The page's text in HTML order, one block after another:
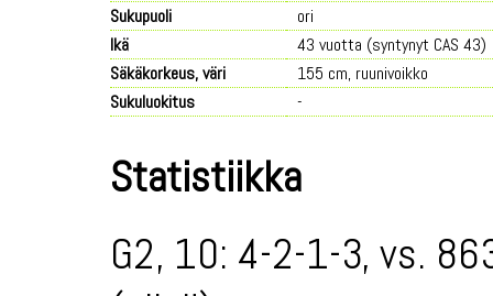
Sukupuoli
ori
Ikä
43 vuotta (syntynyt CAS 43)
Säkäkorkeus, väri
155 cm, ruunivoikko
Sukuluokitus
-
Statistiikka
G2, 10: 4-2-1-3, vs.